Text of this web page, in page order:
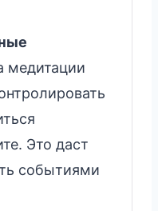
медитации
Это даст
событиями